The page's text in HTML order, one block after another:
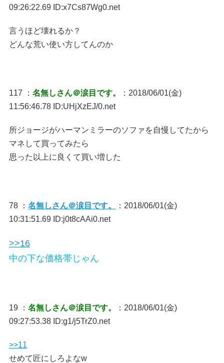
09:26:22.69 ID:x7Cs87Wg0.net
言うほど壊れるか？
どんな荒い使い方してんのか
117 ： 名無しさん＠涙目です。
：2018/06/01(金)
11:56:46.78 ID:UHjXzEJ/0.net
所ジョージがハーマンミラーのソファを自慢してたから
マネして買ってみたら
思った以上に良くて買い増した
78 ： 名無しさん＠涙目です。
：2018/06/01(金)
10:31:51.69 ID:j0t8cAAi0.net
>>16
中の下な価格帯じゃん
19 ： 名無しさん＠涙目です。
：2018/06/01(金)
09:27:53.38 ID:g1/j5TrZ0.net
>>11
せめて匠にしろよなw